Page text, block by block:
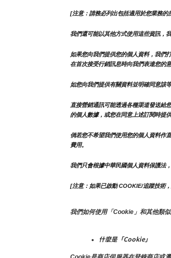
[注意：請務必列出包括適用於您業務的
我們還可能以其他方式使用這些資訊，
如果您向我們提供您的個人資料，我們
在首次接受行銷訊息時向我們表達您的
如您向我們提供有關資料並明確同意該
直接營銷通訊可能透過各種渠道發送給
的個人數據，或您在同意上述訂閱時提
倘若您不希望我們使用您的個人資料作
費用。
我們只會根據中華民國個人資料保護法
[注意：如果已啟動 COOKIE/追蹤技術
我們如何使用「Cookie」和其他類
什麼是「Cookie」